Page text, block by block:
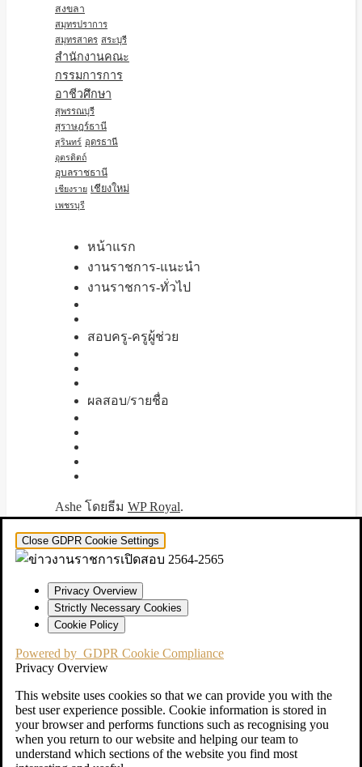
สงขลา
สมุทรปราการ
สมุทรสาคร สระบุรี
สำนักงานคณะ
กรรมการการ
อาชีวศึกษา
สุพรรณบุรี
สุราษฎร์ธานี
สุรินทร์ อุดรธานี
อุตรดิตถ์
อุบลราชธานี
เชียงราย เชียงใหม่
เพชรบุรี
หน้าแรก
งานราชการ-แนะนำ
งานราชการ-ทั่วไป
สอบครู-ครูผู้ช่วย
ผลสอบ/รายชื่อ
Ashe โดยธีม WP Royal.
Close GDPR Cookie Settings
Privacy Overview
Strictly Necessary Cookies
Cookie Policy
Powered by GDPR Cookie Compliance
Privacy Overview
This website uses cookies so that we can provide you with the
best user experience possible. Cookie information is stored in
your browser and performs functions such as recognising you
when you return to our website and helping our team to
understand which sections of the website you find most